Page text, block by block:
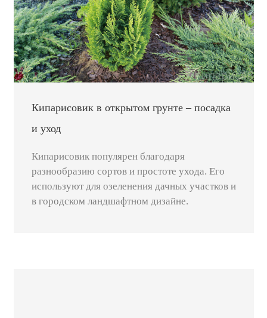
Кипарисовик в открытом грунте – посадка
и уход
Кипарисовик популярен благодаря
разнообразию сортов и простоте ухода. Его
используют для озеленения дачных участков и
в городском ландшафтном дизайне.